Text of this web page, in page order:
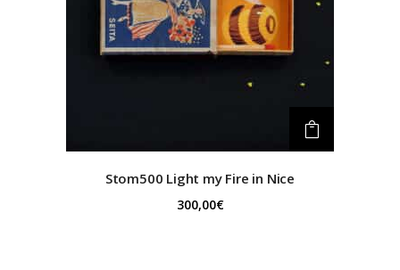
Stom500 Light my Fire in Nice
300,00€